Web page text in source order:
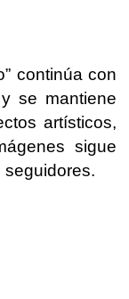
continúa con
se mantiene
artísticos,
sigue